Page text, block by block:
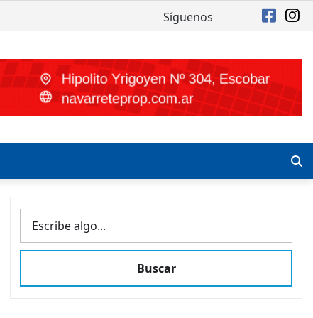
Síguenos
BUSCAR
Buscar